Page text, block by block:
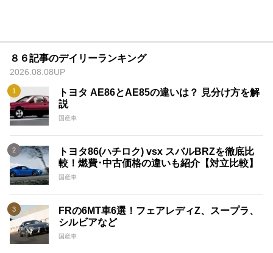
８６記事のデイリーランキング
2026.08.08UP
トヨタ AE86とAE85の違いは？ 見分け方を解
説
国産車
トヨタ86(ハチロク) vsx スバルBRZを徹底比
較！燃費･中古価格の違いも紹介【対立比較】
国産車
FRの6MT車6選！フェアレディZ、スープラ、
シルビアなど
国産車